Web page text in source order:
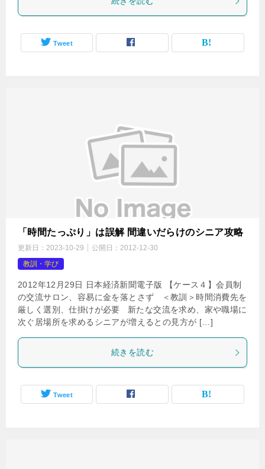
Tweet
「時間たっぷり」は誤解 間違いだらけのシニア攻略
更新日： 2023-10-29 公開日： 2012-12-30
教訓・学び
2012年12月29日 日本経済新聞電子版 【ケース４】会員制
の交流サロン、容易に金を落とさず ＜教訓＞時間消費先を
厳しく選別、仕掛けが必要 新たな交流を求め、家や職場に
次ぐ居場所を求めるシニアが増えるとの見方が […]
続きを読む
Tweet